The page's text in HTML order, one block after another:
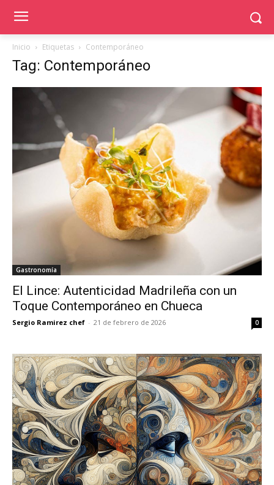
Inicio Etiquetas Contemporáneo
Tag: Contemporáneo
Gastronomía
El Lince: Autenticidad Madrileña con un
Toque Contemporáneo en Chueca
Sergio Ramirez chef - 21 de febrero de 2026 0